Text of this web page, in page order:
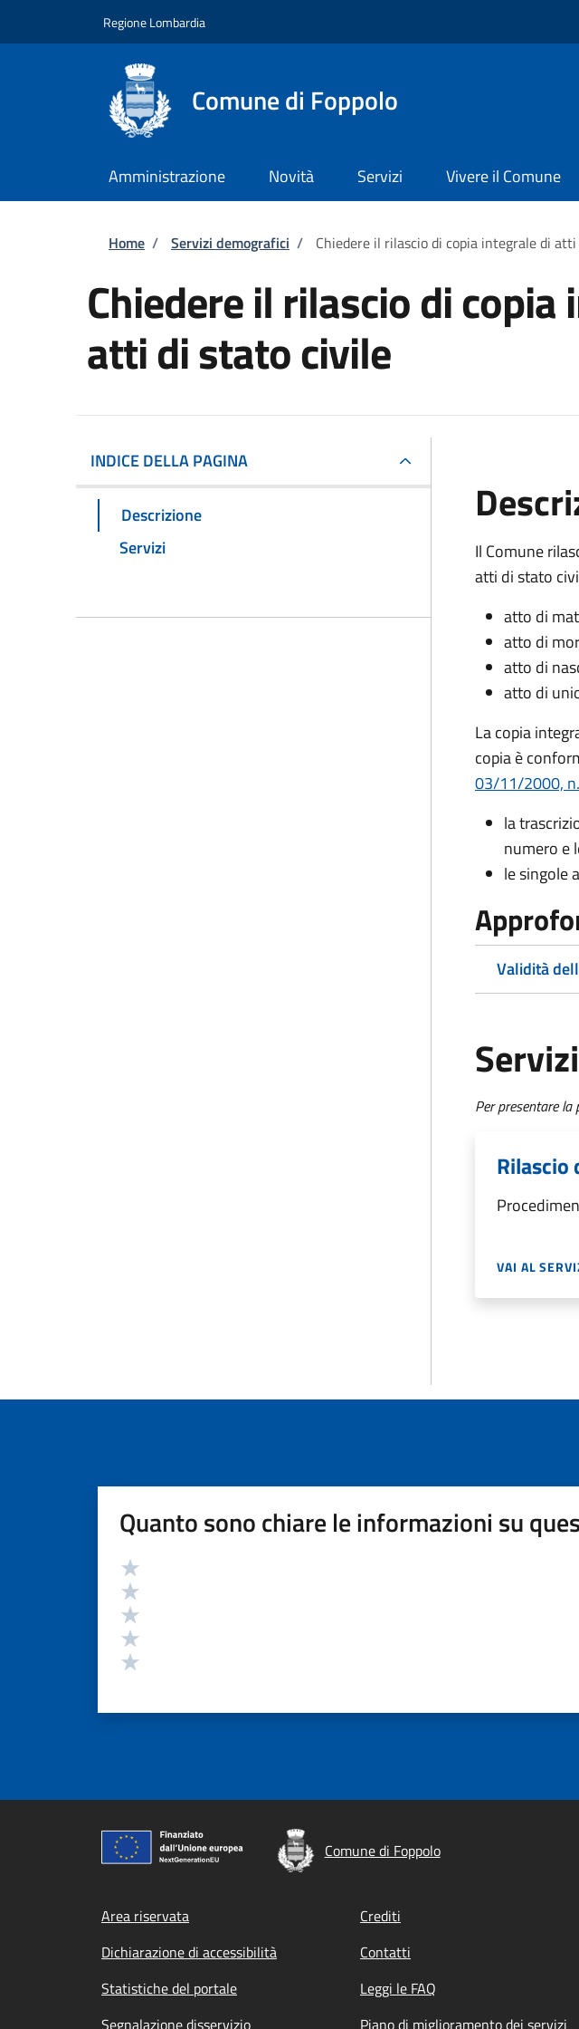
Regione Lombardia
Comune di Foppolo
Amministrazione Novità Servizi Vivere il Comune
Briciole di pane
Home / Servizi demografici / Chiedere il rilascio di copia integrale di
Chiedere il rilascio di copia
atti di stato civile
INDICE DELLA PAGINA
Descrizione
Servizi
Il Comune
atti di stato
atto di
atto di
atto di
atto di
La copia
copia è
03/11/2000,
la
numero e
le singole
Validità
Servizi
Per presentare la
VAI AL
Quanto sono chiare le informazioni su
Valutazione
Comune di Foppolo
Footer menu
Area riservata Crediti
Dichiarazione di accessibilità
Contatti
Statistiche del portale
Leggi le FAQ
Segnalazione disservizio
Piano di miglioramento dei servizi